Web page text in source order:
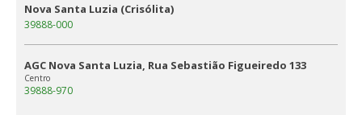
Nova Santa Luzia (Crisólita)
39888-000
AGC Nova Santa Luzia, Rua Sebastião Figueiredo 133
Centro
39888-970